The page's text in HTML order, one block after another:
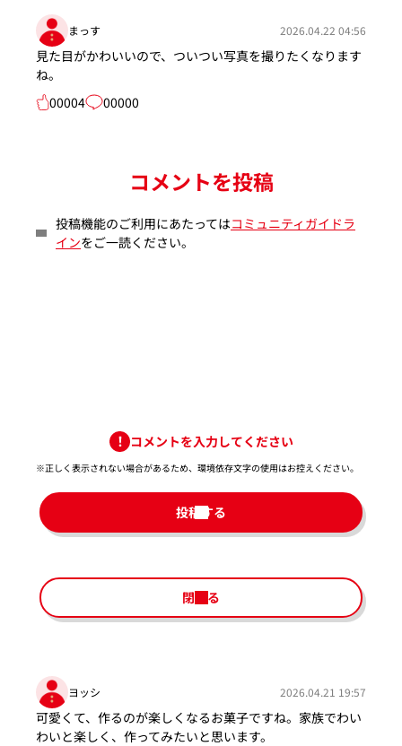
まっす 2026.04.22 04:56
見た目がかわいいので、ついつい写真を撮りたくなります
ね。
00004
00000
コメントを投稿
投稿機能のご利用にあたってはコミュニティガイドラ
インをご一読ください。
コメントを入力してください
※正しく表示されない場合があるため、環境依存文字の使用はお控えください。​
投稿する
閉じる
ヨッシ 2026.04.21 19:57
可愛くて、作るのが楽しくなるお菓子ですね。家族でわい
わいと楽しく、作ってみたいと思います。